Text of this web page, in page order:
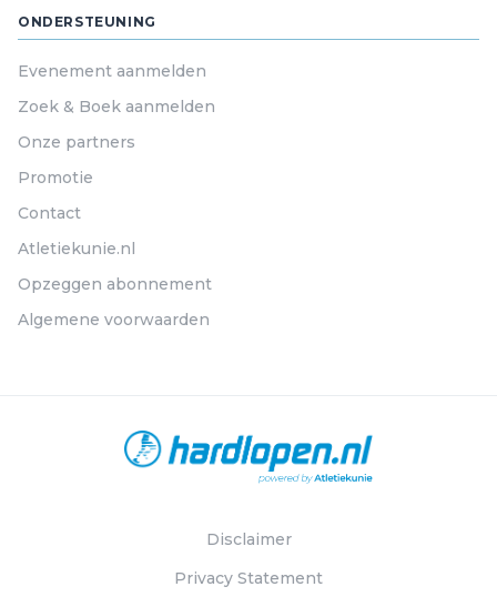
ONDERSTEUNING
Evenement aanmelden
Zoek & Boek aanmelden
Onze partners
Promotie
Contact
Atletiekunie.nl
Opzeggen abonnement
Algemene voorwaarden
Disclaimer
Privacy Statement